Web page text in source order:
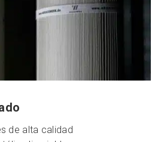
de alta calidad